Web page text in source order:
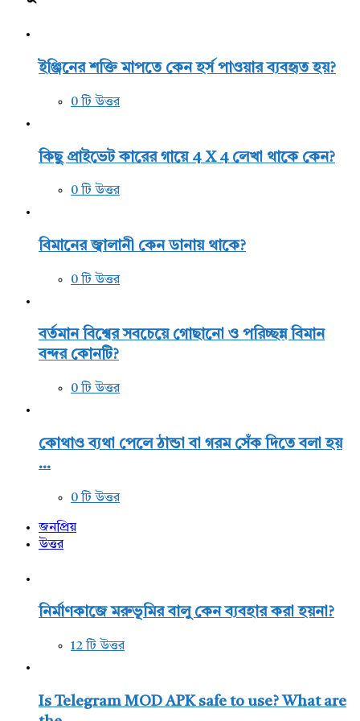
ইঞ্জিনের শক্তি মাপতে কেন হর্স পাওয়ার ব্যবহৃত হয়?
0 টি উত্তর
কিছু প্রাইভেট কারের গায়ে 4 X 4 লেখা থাকে কেন?
0 টি উত্তর
বিমানের জ্বালানী কেন ডানায় থাকে?
0 টি উত্তর
বর্তমান বিশ্বের সবচেয়ে গোছানো ও পরিচ্ছন্ন বিমান
বন্দর কোনটি?
0 টি উত্তর
কোথাও ব্যথা পেলে ঠান্ডা বা গরম সেঁক দিতে বলা হয়
...
0 টি উত্তর
জনপ্রিয়
উত্তর
নির্মাণকাজে মরুভূমির বালু কেন ব্যবহার করা হয়না?
12 টি উত্তর
Is Telegram MOD APK safe to use? What are